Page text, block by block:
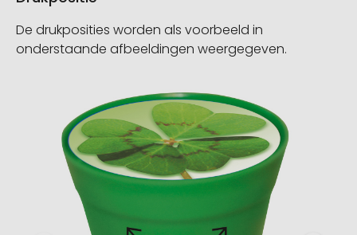
De drukposities worden als voorbeeld in
onderstaande afbeeldingen weergegeven.